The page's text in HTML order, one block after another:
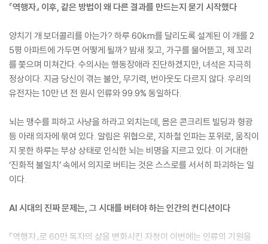
『역행자』 이후, 같은 방법이 왜 다른 결과를 만드는지 묻기 시작했다
양치기 개 보더콜리를 아는가? 하루 60km를 달리도록 설계된 이 개를 2
5평 아파트에 가두면 어떻게 될까? 밤새 짖고, 가구를 물어뜯고, 제 꼬리
를 쫓으며 미쳐간다. 수의사는 행동장애라 진단하겠지만, 녀석은 지극히
정상이다. 지금 당신이 겪는 불안, 무기력, 번아웃도 다르지 않다. 우리의
유전자는 10만 년 전 원시 인류와 99.9% 동일하다.
뇌는 맹수를 피하고 사냥을 하라고 외치는데, 몸은 콘크리트 빌딩과 형광
등 아래 의자에 묶여 있다. 알림은 위협으로, 지하철 인파는 포위로, 움직이
지 못한 하루는 부상 상태로 인식한 뇌는 비명을 지르고 있다. 이 거대한
‘진화적 불일치’ 속에서 의지로 버티는 것은 스스로를 서서히 파괴하는 일
이다.
AI 시대의 진짜 문제는, 그 시대를 버텨야 하는 인간의 컨디션이다
『역행자』로 60만 독자의 삶을 변화시킨 자청이 이번에는 인류의 기원을